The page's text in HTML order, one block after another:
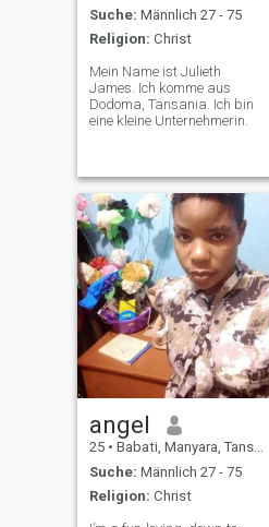
Suche: Männlich 27 - 75
Religion: Christ
Mein Name ist Julieth
James. Ich komme aus
Dodoma, Tansania. Ich bin
eine kleine Unternehmerin.
angel
25 • Babati, Manyara, Tansania
Suche: Männlich 27 - 75
Religion: Christ